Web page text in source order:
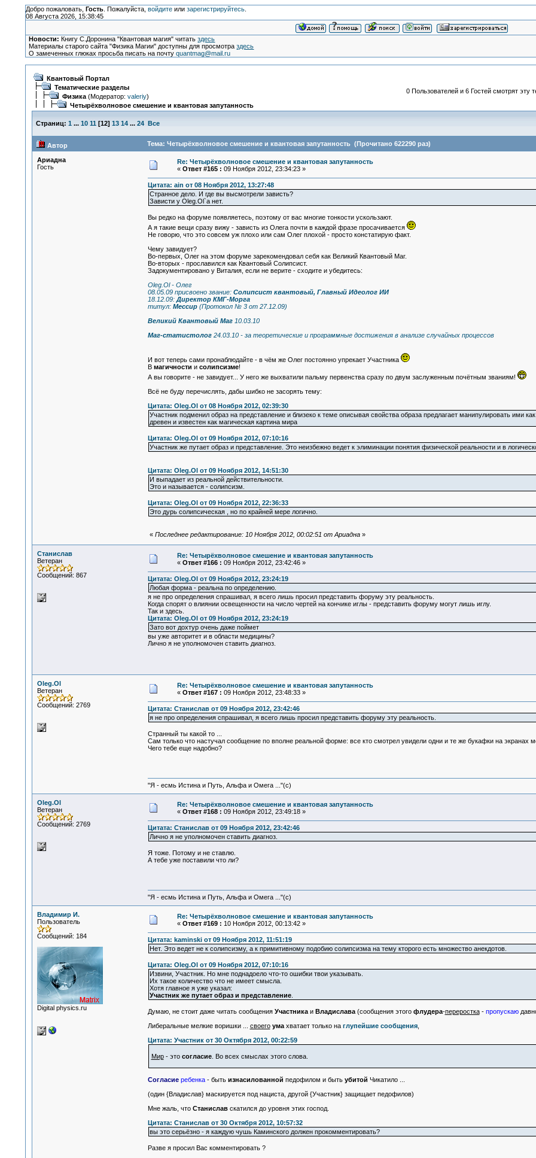
Добро пожаловать, Гость. Пожалуйста, войдитеили зарегистрируйтесь.
08 Августа 2026, 15:38:45
Новости: Книгу С.Доронина "Квантовая магия" читатьздесь
Материалы старого сайта "Физика Магии" доступны для просмотраздесь
О замеченных глюках просьба писать на почтуquantmag@mail.ru
Квантовый Портал
Тематические разделы
Физика(Модератор: valeriy)
Четырёхволновое смешение и квантовая запутанность
0 Пользователей и 6 Гостей смотрят эту
Страниц: 1 ... 10 11 [12] 13 14 ... 24 Все
Автор Тема: Четырёхволновое смешение и квантовая запутанность (Прочитано 622290 раз)
Ариадна
Гость
Re: Четырёхволновое смешение и квантовая запутанность
« Ответ #165 : 09 Ноября 2012, 23:34:23 »
Цитата: ain от 08 Ноября 2012, 13:27:48
Странное дело. И где вы высмотрели зависть?
Зависти у Oleg.Ol`а нет.
Вы редко на форуме появляетесь, поэтому от вас многие тонкости ускользают.
А я такие вещи сразу вижу - зависть из Олега почти в каждой фразе просачивается
Не говорю, что это совсем уж плохо или сам Олег плохой - просто констатирую факт.
Чему завидует?
Во-первых, Олег на этом форуме зарекомендовал себя как Великий Квантовый Маг.
Во-вторых - прославился как Квантовый Солипсист.
Задокументировано у Виталия, если не верите - сходите и убедитесь:
Oleg.Ol - Олег
08.05.09 присвоено звание: Солипсист квантовый, Главный Идеолог ИИ
18.12.09: Директор КМГ-Морга
титул: Мессир(Протокол № 3 от 27.12.09)
Великий Квантовый Маг10.03.10
Маг-статистолог24.03.10 - за теоретические и программные достижения в анализе случайных процессов
И вот теперь сами пронаблюдайте - в чём же Олег постоянно упрекает Участника
В магичности и солипсизме!
А вы говорите - не завидует... У него же выхватили пальму первенства сразу по двум заслуженным почётным званиям!
Всё не буду перечислять, дабы шибко не засорять тему:
Цитата: Oleg.Ol от 08 Ноября 2012, 02:39:30
Участник подменил образ на представление и близеко к теме описывая свойства образа предлагает манипулировать ими
древен и известен как магическая картина мира
Цитата: Oleg.Ol от 09 Ноября 2012, 07:10:16
Участник же путает образ и представление. Это неизбежно ведет к элиминации понятия физической реальности и в
Цитата: Oleg.Ol от 09 Ноября 2012, 14:51:30
И выпадает из реальной действительности.
Это и называется - солипсизм.
Цитата: Oleg.Ol от 09 Ноября 2012, 22:36:33
Это дурь солипсическая , но по крайней мере логично.
« Последнее редактирование: 10 Ноября 2012, 00:02:51 от Ариадна»
Станислав
Ветеран
Сообщений: 867
Re: Четырёхволновое смешение и квантовая запутанность
« Ответ #166 : 09 Ноября 2012, 23:42:46 »
Цитата: Oleg.Ol от 09 Ноября 2012, 23:24:19
Любая форма - реальна по определению.
я не про определения спрашивал, я всего лишь просил представить форуму эту реальность.
Когда спорят о влиянии освещенности на число чертей на кончике иглы - представить форуму могут лишь иглу.
Так и здесь.
Цитата: Oleg.Ol от 09 Ноября 2012, 23:24:19
Зато вот дохтур очень даже поймет
вы уже авторитет и в области медицины?
Лично я не уполномочен ставить диагноз.
Oleg.Ol
Ветеран
Сообщений: 2769
Re: Четырёхволновое смешение и квантовая запутанность
« Ответ #167 : 09 Ноября 2012, 23:48:33 »
Цитата: Станислав от 09 Ноября 2012, 23:42:46
я не про определения спрашивал, я всего лишь просил представить форуму эту реальность.
Странный ты какой то ...
Сам только что настучал сообщение по вполне реальной форме: все кто смотрел увидели одни и те же букафки на экранах
Чего тебе еще надобно?
"Я - есмь Истина и Путь, Альфа и Омега ..."(с)
Oleg.Ol
Ветеран
Сообщений: 2769
Re: Четырёхволновое смешение и квантовая запутанность
« Ответ #168 : 09 Ноября 2012, 23:49:18 »
Цитата: Станислав от 09 Ноября 2012, 23:42:46
Лично я не уполномочен ставить диагноз.
Я тоже. Потому и не ставлю.
А тебе уже поставили что ли?
"Я - есмь Истина и Путь, Альфа и Омега ..."(с)
Владимир И.
Пользователь
Сообщений: 184
Digital physics.ru
Re: Четырёхволновое смешение и квантовая запутанность
« Ответ #169 : 10 Ноября 2012, 00:13:42 »
Цитата: kaminski от 09 Ноября 2012, 11:51:19
Нет. Это ведет не к солипсизму, а к примитивному подобию солипсизма на тему кторого есть множество анекдотов.
Цитата: Oleg.Ol от 09 Ноября 2012, 07:10:16
Извини, Участник. Но мне поднадоело что-то ошибки твои указывать.
Их такое количество что не имеет смысла.
Хотя главное я уже указал:
Участник же путает образ и представление.
Думаю, не стоит даже читать сообщения Участникаи Владислава(сообщения этого флудера-переростка- пропускаю
Либеральные мелкие воришки ... своего умахватает только на глупейшие сообщения,
Цитата: Участник от 30 Октября 2012, 00:22:59
Мир- это согласие. Во всех смыслах этого слова.
Согласие ребенка- быть изнасилованной педофилом и быть убитой Чикатило ...
(один {Владислав} маскируется под нациста, другой {Участник} защищает педофилов)
Мне жаль, что Станиславскатился до уровня этих господ.
Цитата: Станислав от 30 Октября 2012, 10:57:32
вы это серьёзно - я каждую чушь Каминского должен прокомментировать?
Разве я просил Вас комментировать ?